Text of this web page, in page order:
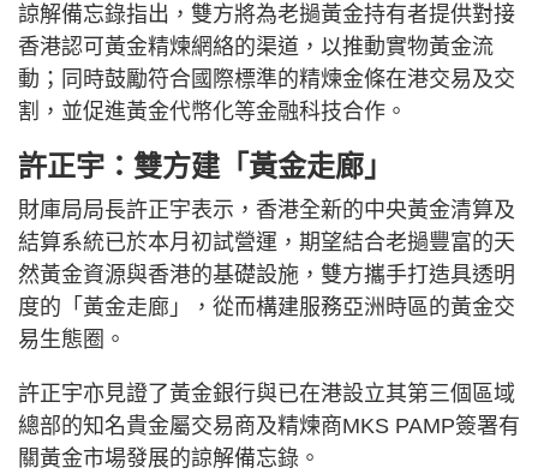
諒解備忘錄指出，雙方將為老撾黃金持有者提供對接
香港認可黃金精煉網絡的渠道，以推動實物黃金流
動；同時鼓勵符合國際標準的精煉金條在港交易及交
割，並促進黃金代幣化等金融科技合作。
許正宇：雙方建「黃金走廊」
財庫局局長許正宇表示，香港全新的中央黃金清算及
結算系統已於本月初試營運，期望結合老撾豐富的天
然黃金資源與香港的基礎設施，雙方攜手打造具透明
度的「黃金走廊」，從而構建服務亞洲時區的黃金交
易生態圈。
許正宇亦見證了黃金銀行與已在港設立其第三個區域
總部的知名貴金屬交易商及精煉商MKS PAMP簽署有
關黃金市場發展的諒解備忘錄。